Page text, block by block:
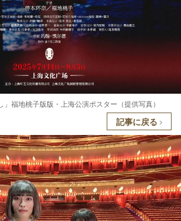
福地桃子版版・上海公演ポスター（提供写真）
記事に戻る